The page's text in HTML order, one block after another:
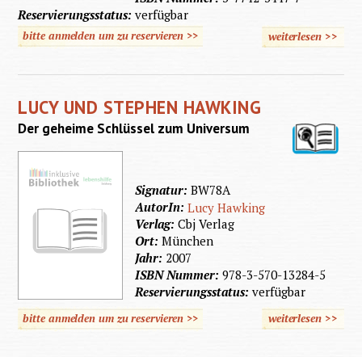
Reservierungsstatus:verfügbar
bitte anmelden um zu reservieren >> weiterlesen>>
LUCY UND STEPHEN HAWKING
Der geheime Schlüssel zum Universum
Signatur:BW78A
AutorIn:Lucy Hawking
Verlag:Cbj Verlag
Ort:München
Jahr: 2007
ISBN Nummer:978-3-570-13284-5
Reservierungsstatus:verfügbar
bitte anmelden um zu reservieren >> weiterlesen
über
>>